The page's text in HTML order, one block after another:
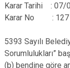
Karar Tarihi : 07/
Karar No : 127
5393 Sayılı
Sorumlulukları”
(b) bendine göre